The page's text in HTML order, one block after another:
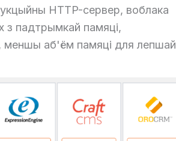
HTTP-сервер, воблака
з падтрымкай памяці,
меншы аб'ём памяці для лепшай